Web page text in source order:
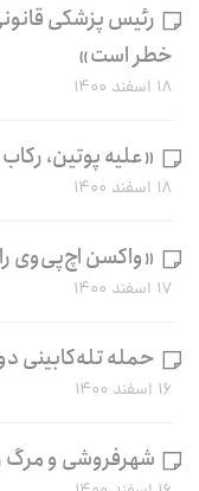
رئیس پزشکی
خطر است»
۱۸ اسفند ۱۴۰۰
«علیه پوتین،
۱۸ اسفند ۱۴۰۰
«واکسن اچ‌پی‌وی
۱۷ اسفند ۱۴۰۰
حمله تله‌کابینی
۱۶ اسفند ۱۴۰۰
شهرفروشی و مرگ